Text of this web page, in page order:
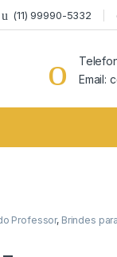
(11) 99990-5332
Email:
Professor, Brindes